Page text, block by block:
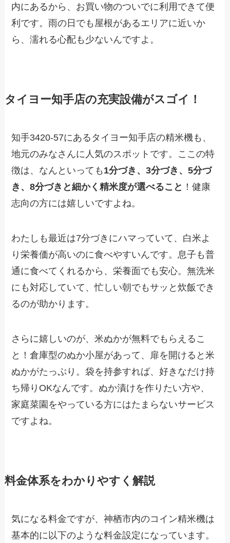
内にあるから、お買い物のついでに利用できて便
利です。雨の日でも屋根があるエリアに近いか
ら、濡れる心配も少ないんですよ。
タイヨー知手店の充実設備がスゴイ！
知手3420-57にあるタイヨー知手店の精米機も、
地元のみなさんに人気のスポットです。ここの特
徴は、なんといっても 1分づき、3分づき、5分づ
き、8分づきと細かく精米度が選べること ！健康
志向の方には嬉しいですよね。
わたしも最近は7分づきにハマっていて、白米よ
り栄養価が高いのに食べやすいんです。息子も普
通に食べてくれるから、栄養面でも安心。無洗米
にも対応していて、忙しい朝でもサッと炊飯でき
るのが助かります。
さらに嬉しいのが、米ぬかが無料でもらえるこ
と！倉庫型のぬか小屋があって、扉を開けると米
ぬかがたっぷり。袋を持参すれば、好きなだけ持
ち帰りOKなんです。ぬか漬けを作りたい方や、
家庭菜園をやっている方にはたまらないサービス
ですよね。
料金体系をわかりやすく解説
気になる料金ですが、神栖市内のコイン精米機は
基本的に以下のような料金設定になっています。